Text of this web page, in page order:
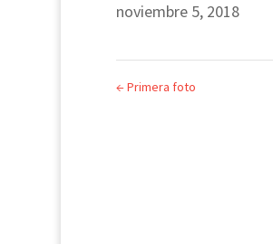
noviembre 5, 2018
← Primera foto